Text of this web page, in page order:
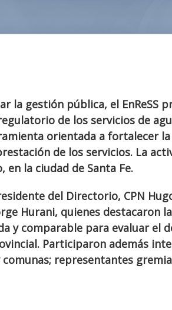
la gestión pública, el EnReSS
de los servicios de
orientada a fortalecer
de los servicios. La
en la ciudad de Santa Fe.
del Directorio, CPN
Hurani, quienes destacaron
y comparable para evaluar el
Participaron además
representantes